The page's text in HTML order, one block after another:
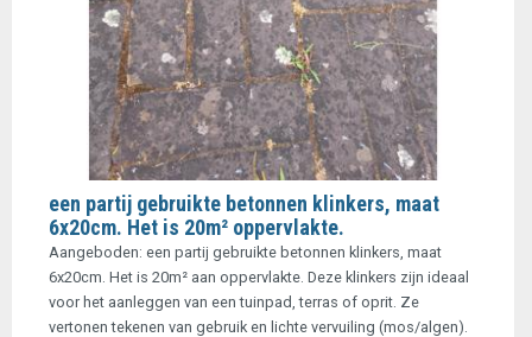
een partij gebruikte betonnen klinkers, maat
6x20cm. Het is 20m² oppervlakte.
Aangeboden: een partij gebruikte betonnen klinkers, maat
6x20cm. Het is 20m² aan oppervlakte. Deze klinkers zijn ideaal
voor het aanleggen van een tuinpad, terras of oprit. Ze
vertonen tekenen van gebruik en lichte vervuiling (mos/algen).